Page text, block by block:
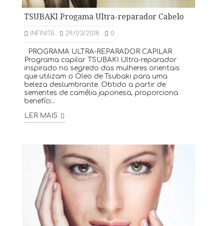
TSUBAKI Progama Ultra-reparador Cabelo
INFINITA 29/03/2018 0
PROGRAMA ULTRA-REPARADOR CAPILAR
Programa capilar TSUBAKI Ultra-reparador
inspirado no segredo das mulheres orientais
que utilizam o Óleo de Tsubaki para uma
beleza deslumbrante. Obtido a partir de
sementes de camélia japonesa, proporciona
benefíci...
LER MAIS